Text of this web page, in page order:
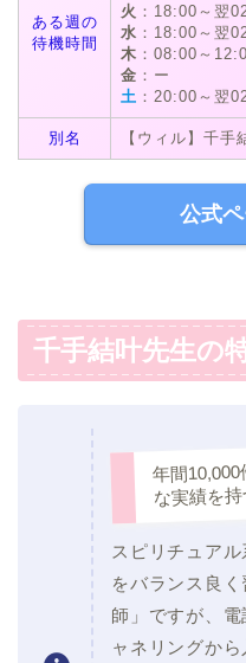
ある週の
待機時間
火 ：18:00～翌
水 ：18:00～翌
木 ：08:00～
金 ：ー
土 ：20:00～翌
別名 【ウィル】千手
公式
千手結叶先生の
年間
な実績を
スピリチュア
をバランス良
師」ですが、
ャネリングから